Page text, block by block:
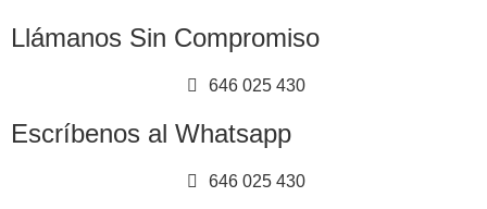
Llámanos Sin Compromiso
646 025 430
Escríbenos al Whatsapp
646 025 430